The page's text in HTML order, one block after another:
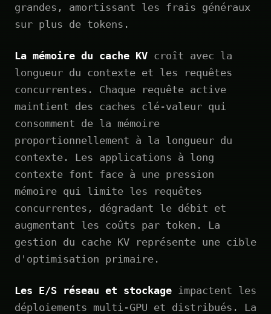
grandes, amortissant les frais généraux
sur plus de tokens.
La mémoire du cache KV croît avec la
longueur du contexte et les requêtes
concurrentes. Chaque requête active
maintient des caches clé-valeur qui
consomment de la mémoire
proportionnellement à la longueur du
contexte. Les applications à long
contexte font face à une pression
mémoire qui limite les requêtes
concurrentes, dégradant le débit et
augmentant les coûts par token. La
gestion du cache KV représente une cible
d'optimisation primaire.
Les E/S réseau et stockage impactent les
déploiements multi-GPU et distribués. La